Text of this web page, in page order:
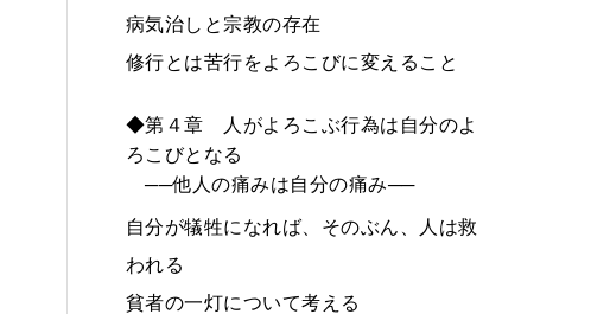
病気治しと宗教の存在
修行とは苦行をよろこびに変えること
◆第４章 人がよろこぶ行為は自分のよ
ろこびとなる
──他人の痛みは自分の痛み──
自分が犠牲になれば、そのぶん、人は救
われる
貧者の一灯について考える